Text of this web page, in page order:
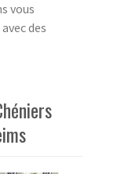
vous
des